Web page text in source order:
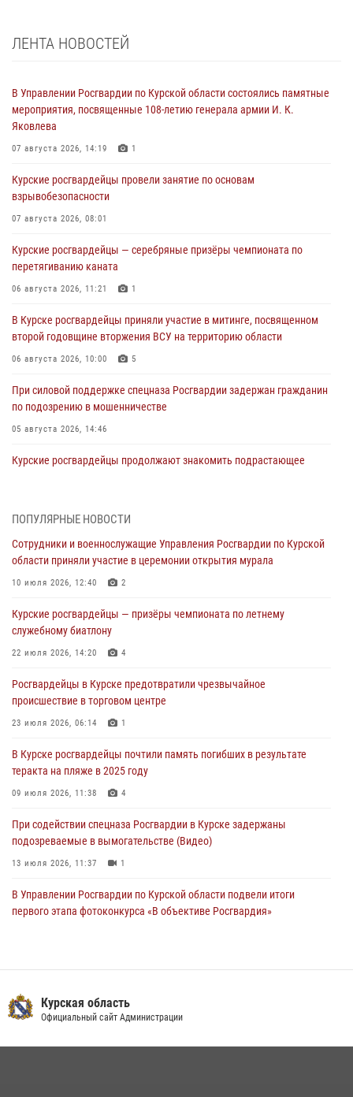
ЛЕНТА НОВОСТЕЙ
В Управлении Росгвардии по Курской области состоялись памятные
мероприятия, посвященные 108-летию генерала армии И. К.
Яковлева
07 августа 2026, 14:19 1
Курские росгвардейцы провели занятие по основам
взрывобезопасности
07 августа 2026, 08:01
Курские росгвардейцы — серебряные призёры чемпионата по
перетягиванию каната
06 августа 2026, 11:21 1
В Курске росгвардейцы приняли участие в митинге, посвященном
второй годовщине вторжения ВСУ на территорию области
06 августа 2026, 10:00 5
При силовой поддержке спецназа Росгвардии задержан гражданин
по подозрению в мошенничестве
05 августа 2026, 14:46
Курские росгвардейцы продолжают знакомить подрастающее
оздоровительных лагерях
05 августа 2026, 09:51
сбыта крупной партии наркотиков
04 августа 2026, 12:52
85 владельцев оружия
04 августа 2026, 07:00
297 выездов по сигналу «тревога»
03 августа 2026, 09:46
ПОПУЛЯРНЫЕ НОВОСТИ
Сотрудники и военнослужащие Управления Росгвардии по Курской
области приняли участие в церемонии открытия мурала
10 июля 2026, 12:40 2
Курские росгвардейцы — призёры чемпионата по летнему
служебному биатлону
22 июля 2026, 14:20 4
Росгвардейцы в Курске предотвратили чрезвычайное
происшествие в торговом центре
23 июля 2026, 06:14 1
В Курске росгвардейцы почтили память погибших в результате
теракта на пляже в 2025 году
09 июля 2026, 11:38 4
При содействии спецназа Росгвардии в Курске задержаны
подозреваемые в вымогательстве (Видео)
13 июля 2026, 11:37 1
В Управлении Росгвардии по Курской области подвели итоги
первого этапа фотоконкурса «В объективе Росгвардия»
20 июля 2026, 08:00
Курская область
Официальный сайт Администрации